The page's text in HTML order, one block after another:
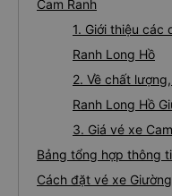
Cam Ranh
1. Giới thiệu các
Ranh Long Hồ
2. Về chất
Ranh Long Hồ
3. Giá vé xe
Bảng tổng hợp thông
Cách đặt vé xe